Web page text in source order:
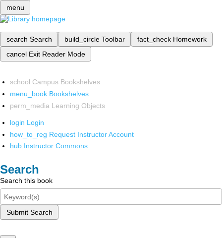
menu
search Search build_circle Toolbar fact_check Homework
cancel Exit Reader Mode
school Campus Bookshelves
menu_book Bookshelves
perm_media Learning Objects
login Login
how_to_reg Request Instructor Account
hub Instructor Commons
Search
Search this book
Submit Search